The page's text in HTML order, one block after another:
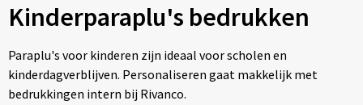
Tassen
◼ Festival & Events
Kinderparaplu's bedrukken
Paraplu's voor kinderen zijn ideaal voor scholen en
kinderdagverblijven. Personaliseren gaat makkelijk met
bedrukkingen intern bij Rivanco.